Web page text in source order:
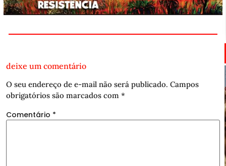
deixe um comentário
O seu endereço de e-mail não será publicado. Campos
obrigatórios são marcados com *
Comentário *